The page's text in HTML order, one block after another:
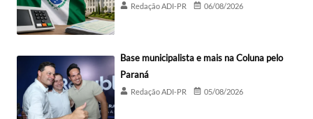
Redação ADI-PR 06/08/2026
Base municipalista e mais na Coluna pelo
Paraná
Redação ADI-PR 05/08/2026